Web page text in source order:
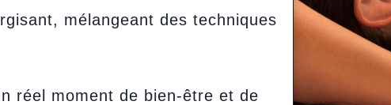
mélangeant des techniques
réel moment de bien-être et de